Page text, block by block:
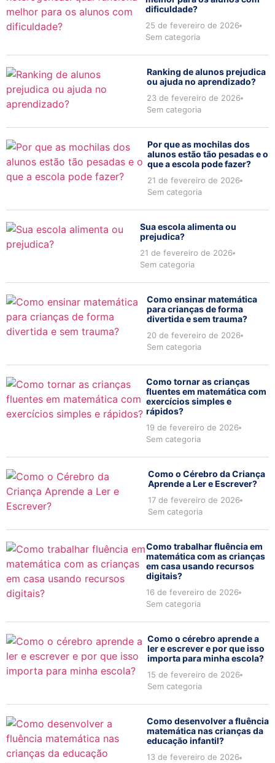
dificuldade?
25 de fevereiro de 2026
Sem categoria
Ranking de alunos prejudica
ou ajuda no aprendizado?
23 de fevereiro de 2026
Sem categoria
Por que as mochilas dos
alunos estão tão pesadas e o
que a escola pode fazer?
21 de fevereiro de 2026
Sem categoria
Sua escola alimenta ou
prejudica?
21 de fevereiro de 2026
Sem categoria
Como ensinar matemática
para crianças de forma
divertida e sem trauma?
20 de fevereiro de 2026
Sem categoria
Como tornar as crianças
fluentes em matemática com
exercícios simples e
rápidos?
19 de fevereiro de 2026
Sem categoria
Como o Cérebro da Criança
Aprende a Ler e Escrever?
17 de fevereiro de 2026
Sem categoria
Como trabalhar fluência em
matemática com as crianças
em casa usando recursos
digitais?
16 de fevereiro de 2026
Sem categoria
Como o cérebro aprende a
ler e escrever e por que isso
importa para minha escola?
15 de fevereiro de 2026
Sem categoria
Como desenvolver a fluência
matemática nas crianças da
educação infantil?
13 de fevereiro de 2026